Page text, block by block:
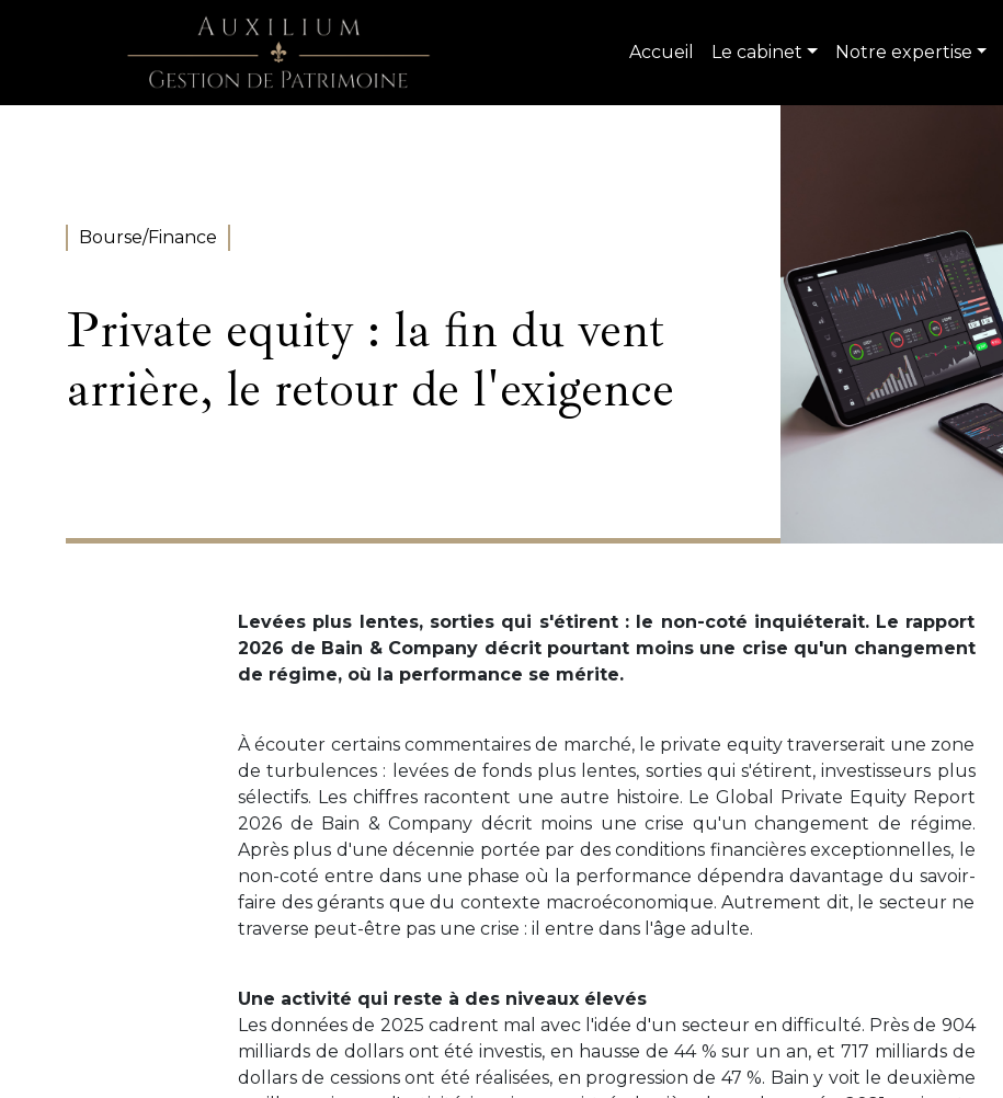
Accueil Le cabinet Notre expertise
Bourse/Finance
Private equity : la fin du vent
arrière, le retour de l'exigence
Levées plus lentes, sorties qui s'étirent : le non-coté inquiéterait. Le rapport
2026 de Bain & Company décrit pourtant moins une crise qu'un changement
de régime, où la performance se mérite.
À écouter certains commentaires de marché, le private equity traverserait une zone
de turbulences : levées de fonds plus lentes, sorties qui s'étirent, investisseurs plus
sélectifs. Les chiffres racontent une autre histoire. Le Global Private Equity Report
2026 de Bain & Company décrit moins une crise qu'un changement de régime.
Après plus d'une décennie portée par des conditions financières exceptionnelles, le
non-coté entre dans une phase où la performance dépendra davantage du savoir-
faire des gérants que du contexte macroéconomique. Autrement dit, le secteur ne
traverse peut-être pas une crise : il entre dans l'âge adulte.
Une activité qui reste à des niveaux élevés
Les données de 2025 cadrent mal avec l'idée d'un secteur en difficulté. Près de 904
milliards de dollars ont été investis, en hausse de 44 % sur un an, et 717 milliards de
dollars de cessions ont été réalisées, en progression de 47 %. Bain y voit le deuxième